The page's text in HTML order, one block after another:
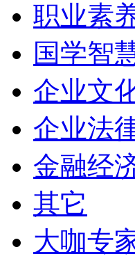
职业素
国学智
企业文
企业法
金融经
其它
大咖专